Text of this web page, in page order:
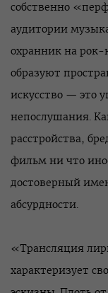
собственно
аудитории
охранник на
образуют
искусство — это
непослушания.
расстройства,
фильм ни что
достоверный
абсурдности.
«Трансляция
характеризует